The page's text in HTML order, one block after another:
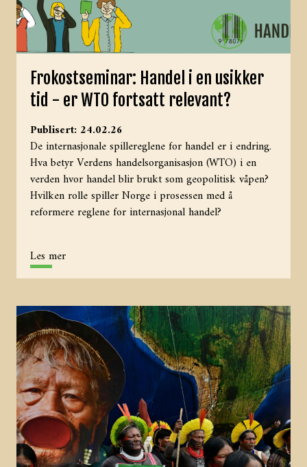
Frokostseminar: Handel i en usikker
tid - er WTO fortsatt relevant?
Publisert: 24.02.26
De internasjonale spillereglene for handel er i endring.
Hva betyr Verdens handelsorganisasjon (WTO) i en
verden hvor handel blir brukt som geopolitisk våpen?
Hvilken rolle spiller Norge i prosessen med å
reformere reglene for internasjonal handel?
Les mer